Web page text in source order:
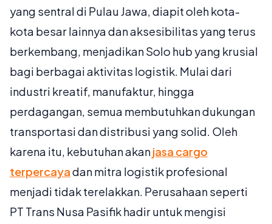
yang sentral di Pulau Jawa, diapit oleh kota-
kota besar lainnya dan aksesibilitas yang terus
berkembang, menjadikan Solo hub yang krusial
bagi berbagai aktivitas logistik. Mulai dari
industri kreatif, manufaktur, hingga
perdagangan, semua membutuhkan dukungan
transportasi dan distribusi yang solid. Oleh
karena itu, kebutuhan akanjasa cargo
terpercayadan mitra logistik profesional
menjadi tidak terelakkan. Perusahaan seperti
PT Trans Nusa Pasifik hadir untuk mengisi